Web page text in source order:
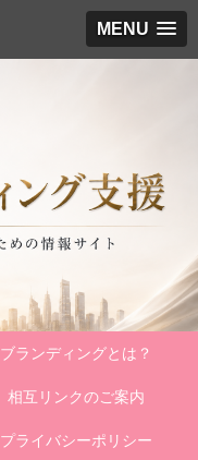
MENU
ブランディングとは？
相互リンクのご案内
プライバシーポリシー